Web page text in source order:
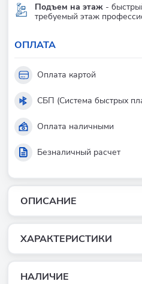
ОПИСАНИЕ
ХАРАКТЕРИСТИКИ
НАЛИЧИЕ
Подъем на этаж -
требуемый этаж
ОПЛАТА
Оплата картой
СБП (Система быстрых
Оплата наличными
Безналичный расчет